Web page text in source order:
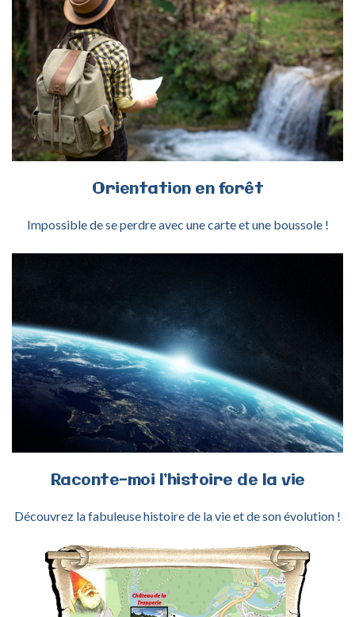
ACTIVITÉ ORIENTATION FORÊT
Orientation en forêt
Impossible de se perdre avec une carte et une boussole !
ACTIVITÉ HISTOIRE DE LA VIE
Raconte-moi l’histoire de la vie
Découvrez la fabuleuse histoire de la vie et de son évolution !